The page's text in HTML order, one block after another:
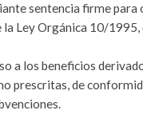
sentencia firme
Ley Orgánica 10/
a los beneficios
prescritas, de